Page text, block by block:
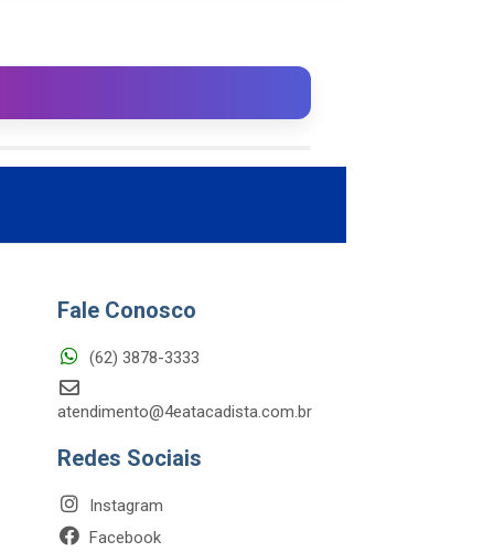
Fale Conosco
(62) 3878-3333
atendimento@4eatacadista.com.br
Redes Sociais
Instagram
Facebook